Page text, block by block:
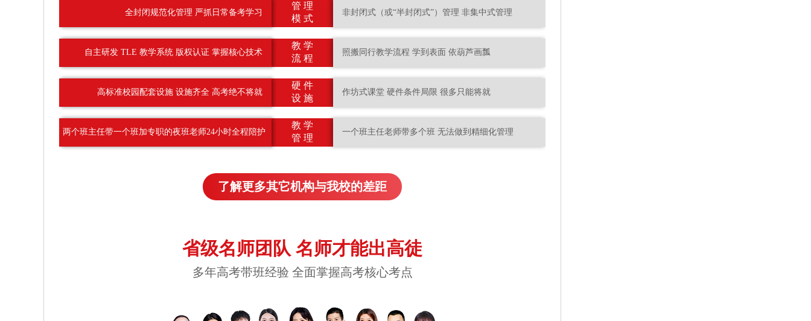
全封闭规范化管理 严抓日常备考学习
自主研发 TLE 教学系统 版权认证 掌握核心技术
高标准校园配套设施 设施齐全 高考绝不将就
两个班主任带一个班加专职的夜班老师24小时全程陪护
管 理
模 式
教 学
流 程
硬 件
设 施
教 学
管 理
非封闭式（或“半封闭式”）管理 非集中式管理
照搬同行教学流程 学到表面 依葫芦画瓢
作坊式课堂 硬件条件局限 很多只能将就
一个班主任老师带多个班 无法做到精细化管理
了解更多其它机构与我校的差距
省级名师团队 名师才能出高徒
多年高考带班经验 全面掌握高考核心考点